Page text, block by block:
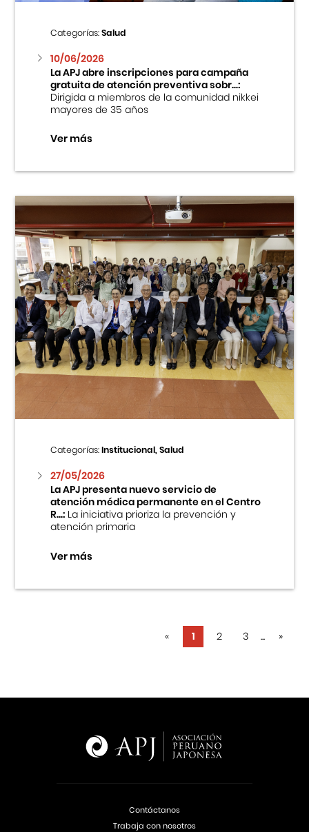
Categorías:Salud
10/06/2026
La APJ abre inscripciones para campaña
gratuita de atención preventiva sobr...:
Dirigida a miembros de la comunidad nikkei
mayores de 35 años
Ver más
Categorías:Institucional, Salud
27/05/2026
La APJ presenta nuevo servicio de
atención médica permanente en el Centro
R...:La iniciativa prioriza la prevención y
atención primaria
Ver más
« 1 2 3 ... »
Contáctanos
Trabaja con nosotros